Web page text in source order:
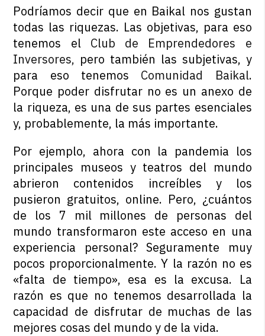
Podríamos decir que en Baikal nos gustan
todas las riquezas. Las objetivas, para eso
tenemos el Club de Emprendedores e
Inversores, pero también las subjetivas, y
para eso tenemos Comunidad Baikal.
Porque poder disfrutar no es un anexo de
la riqueza, es una de sus partes esenciales
y, probablemente, la más importante.
Por ejemplo, ahora con la pandemia los
principales museos y teatros del mundo
abrieron contenidos increíbles y los
pusieron gratuitos, online. Pero, ¿cuántos
de los 7 mil millones de personas del
mundo transformaron este acceso en una
experiencia personal? Seguramente muy
pocos proporcionalmente. Y la razón no es
«falta de tiempo», esa es la excusa. La
razón es que no tenemos desarrollada la
capacidad de disfrutar de muchas de las
mejores cosas del mundo y de la vida.